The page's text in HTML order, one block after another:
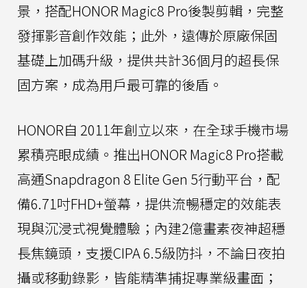
景，搭配HONOR Magic8 Pro後製剪輯，完整
發揮影音創作效能；此外，遠傳於原廠保固
基礎上加碼升級，提供共計36個月的超長保
固方案，成為用戶最可靠的後盾。
HONOR自 2011年創立以來，在全球手機市場
累積亮眼成績。推出HONOR Magic8 Pro搭載
高通Snapdragon 8 Elite Gen 5行動平台，配
備6.71吋FHD+螢幕，提供流暢穩定的效能表
現與沉浸式視覺體驗；內建2億畫素夜神超穩
長焦鏡頭，支援CIPA 6.5級防抖，不論日夜拍
攝或移動錄影，皆能精準捕捉專業級畫面；